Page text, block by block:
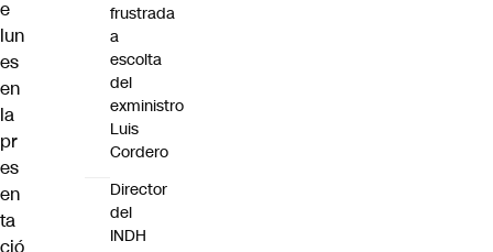
e
lun
es
en
la
pr
es
en
ta
frustrada
a
escolta
del
exministro
Luis
Cordero
Director
del
INDH